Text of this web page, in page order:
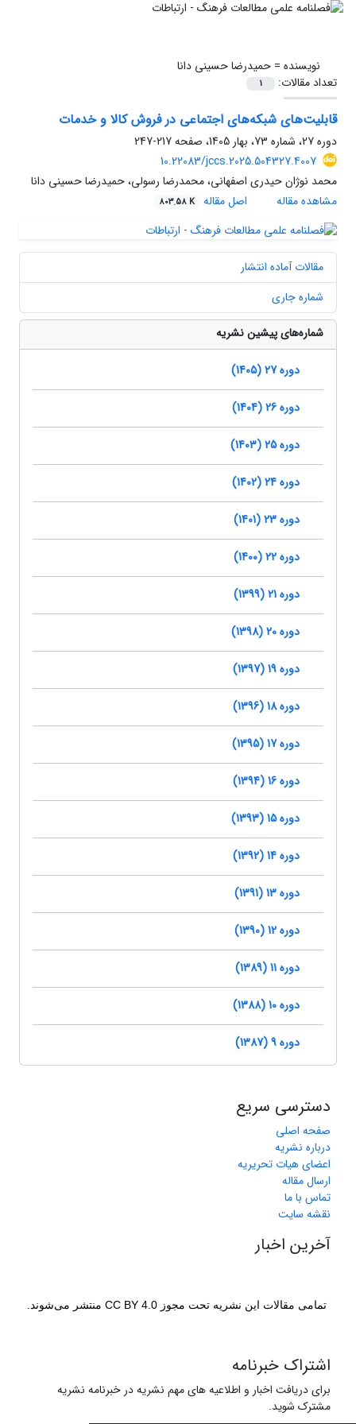
نویسنده =حمیدرضا حسینی دانا
تعداد مقالات:
1
قابلیت‌های شبکه‌های اجتماعی در فروش کالا و خدمات
دوره 27، شماره 73، بهار 1405، صفحه
217-247
10.22083/jccs.2025.504327.4007
محمد نوژان حیدری اصفهانی، محمدرضا رسولی، حمیدرضا حسینی دانا
مشاهده مقاله
اصل مقاله 803.58 K
مقالات آماده انتشار
شماره جاری
شماره‌های پیشین نشریه
دوره 27 (1405)
دوره 26 (1404)
دوره 25 (1403)
دوره 24 (1402)
دوره 23 (1401)
دوره 22 (1400)
دوره 21 (1399)
دوره 20 (1398)
دوره 19 (1397)
دوره 18 (1396)
دوره 17 (1395)
دوره 16 (1394)
دوره 15 (1393)
دوره 14 (1392)
دوره 13 (1391)
دوره 12 (1390)
دوره 11 (1389)
دوره 10 (1388)
دوره 9 (1387)
دسترسی سریع
صفحه اصلی
درباره نشریه
اعضای هیات تحریریه
ارسال مقاله
تماس با ما
نقشه سایت
آخرین اخبار
تمامی مقالات این نشریه تحت مجوز CC BY 4.0 منتشر می‌شوند.
اشتراک خبرنامه
برای دریافت اخبار و اطلاعیه های مهم نشریه در خبرنامه نشریه
مشترک شوید.